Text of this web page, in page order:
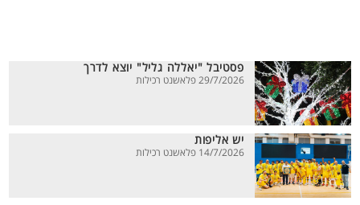
פסטיבל "יאללה גליל" יוצא לדרך
29/7/2026 פלאשנט רכילות
יש אליפות
14/7/2026 פלאשנט רכילות